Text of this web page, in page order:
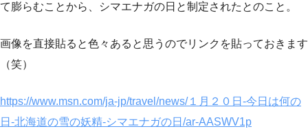
て膨らむことから、シマエナガの日と制定されたとのこと。
画像を直接貼ると色々あると思うのでリンクを貼っておきます
（笑）
https://www.msn.com/ja-jp/travel/news/１月２０日-今日は何の
日-北海道の雪の妖精-シマエナガの日/ar-AASWV1p